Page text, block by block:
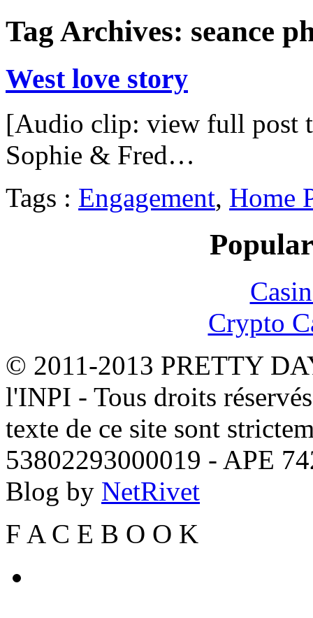
Tag Archives: seance
West love story
[Audio clip: view full post
Sophie & Fred…
Tags : Engagement, Home
Crypto
© 2011-2013 PRETTY
l'INPI - Tous droits
texte de ce site sont
53802293000019 - APE
Blog by NetRivet
F A C E B O O K